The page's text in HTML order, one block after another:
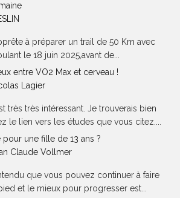
à préparer un trail de 50 Km avec
le 18 juin 2025,avant de...
entre VO2 Max et cerveau !
Lagier
très très intéressant. Je trouverais bien
le lien vers les études que vous citez....
une fille de 13 ans ?
Claude Vollmer
que vous pouvez continuer à faire
et le mieux pour progresser est...